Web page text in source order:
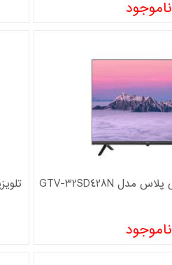
ناموجود
ناموجود